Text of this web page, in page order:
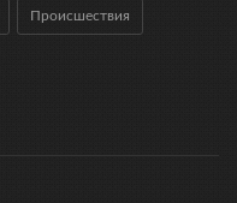
Происшествия